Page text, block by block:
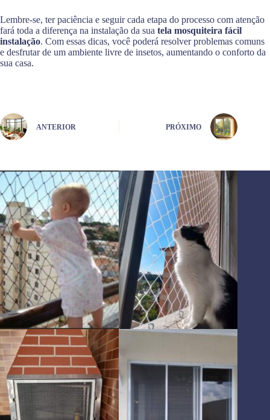
Lembre-se, ter paciência e seguir cada etapa do processo com atenção
fará toda a diferença na instalação da sua tela mosquiteira fácil
instalação. Com essas dicas, você poderá resolver problemas comuns
e desfrutar de um ambiente livre de insetos, aumentando o conforto da
sua casa.
ANTERIOR PRÓXIMO